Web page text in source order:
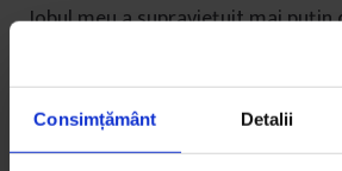
Consimțământ Detalii
Jobul meu a supraviețuit mai
lalea zgâlțâită pe șine. Jobul meu